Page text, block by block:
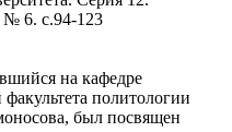
№ 6. c.94-123
на кафедре
политологии
был посвящен